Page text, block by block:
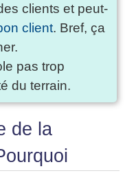
clients et peut-
client. Bref, ça
pas trop
du terrain.
de la